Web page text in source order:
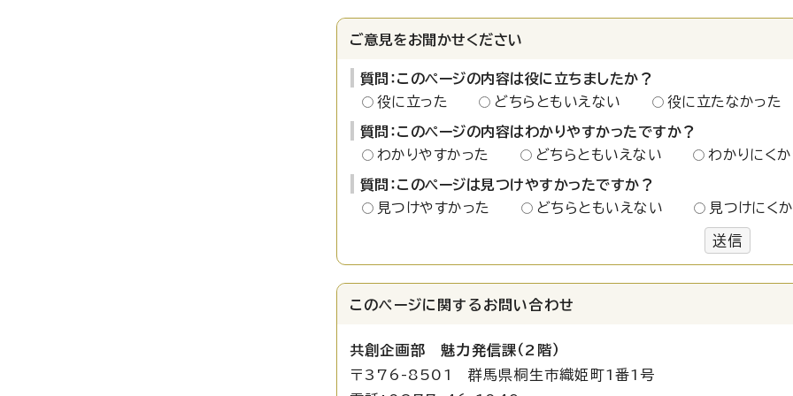
ご意見をお聞かせください
質問：このページの内容は役に立ちましたか？
役に立った
どちらともいえない 役に立たなかった
質問：このページの内容はわかりやすかったですか？
わかりやすかった
どちらともいえない わかりにくか
質問：このページは見つけやすかったですか？
見つけやすかった
どちらともいえない 見つけにく
送信
このページに関する お問い合わせ
共創企画部 魅力発信課（2階）
〒376-8501 群馬県桐生市織姫町1番1号